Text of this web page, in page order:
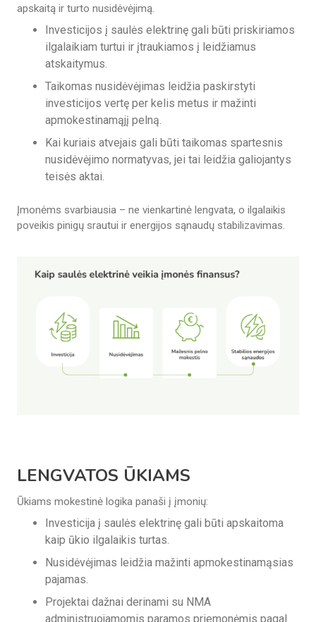
apskaitą ir turto nusidėvėjimą.
Investicijos į saulės elektrinę gali būti priskiriamos
ilgalaikiam turtui ir įtraukiamos į leidžiamus
atskaitymus.
Taikomas nusidėvėjimas leidžia paskirstyti
investicijos vertę per kelis metus ir mažinti
apmokestinamąjį pelną.
Kai kuriais atvejais gali būti taikomas spartesnis
nusidėvėjimo normatyvas, jei tai leidžia galiojantys
teisės aktai.
Įmonėms svarbiausia – ne vienkartinė lengvata, o ilgalaikis
poveikis pinigų srautui ir energijos sąnaudų stabilizavimas.
LENGVATOS ŪKIAMS
Ūkiams mokestinė logika panaši į įmonių:
Investicija į saulės elektrinę gali būti apskaitoma
kaip ūkio ilgalaikis turtas.
Nusidėvėjimas leidžia mažinti apmokestinamąsias
pajamas.
Projektai dažnai derinami su NMA
administruojamomis paramos priemonėmis pagal